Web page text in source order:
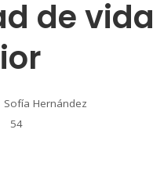
de vida
Sofía Hernández
54